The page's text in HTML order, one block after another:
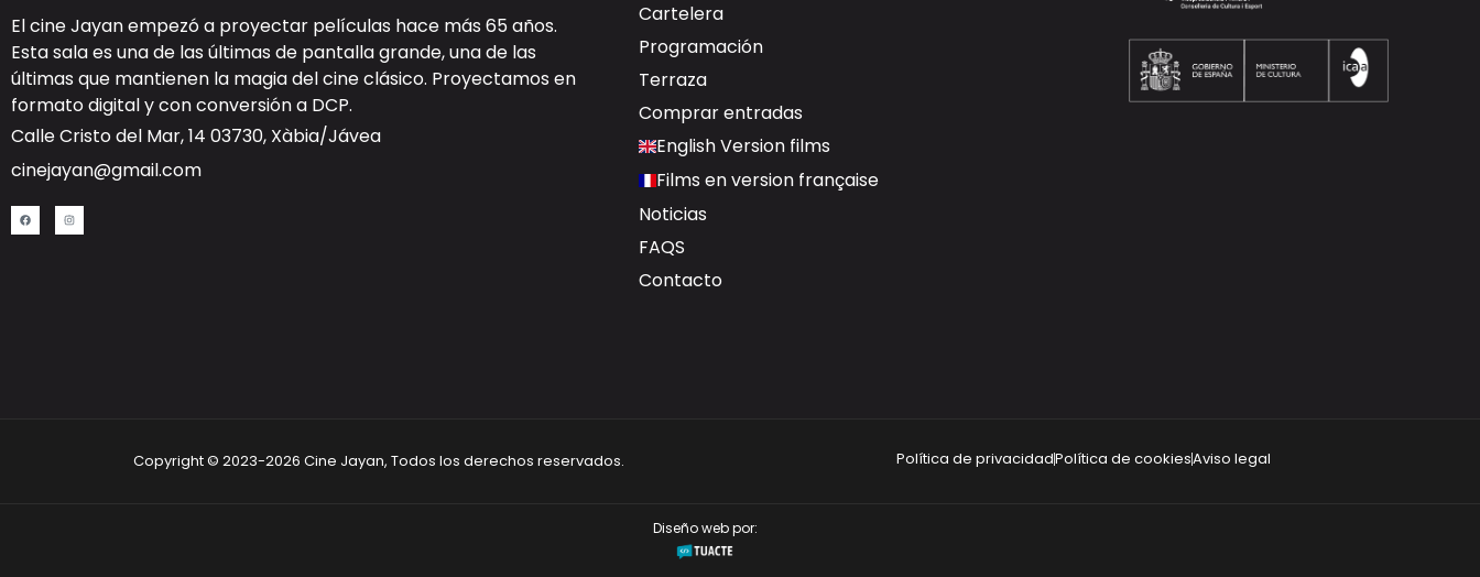
El cine Jayan empezó a proyectar películas hace más 65 años.
Esta sala es una de las últimas de pantalla grande, una de las
últimas que mantienen la magia del cine clásico. Proyectamos en
formato digital y conconversión a DCP.
Calle Cristo del Mar, 14 03730, Xàbia/Jávea
cinejayan@gmail.com
Cartelera
Programación
Terraza
Comprar entradas
English Version films
Films en version française
Noticias
FAQS
Contacto
Copyright © 2023-2026 Cine Jayan, Todos los derechos reservados. Política de privacidadPolítica de cookiesAviso legal
Diseño web por: